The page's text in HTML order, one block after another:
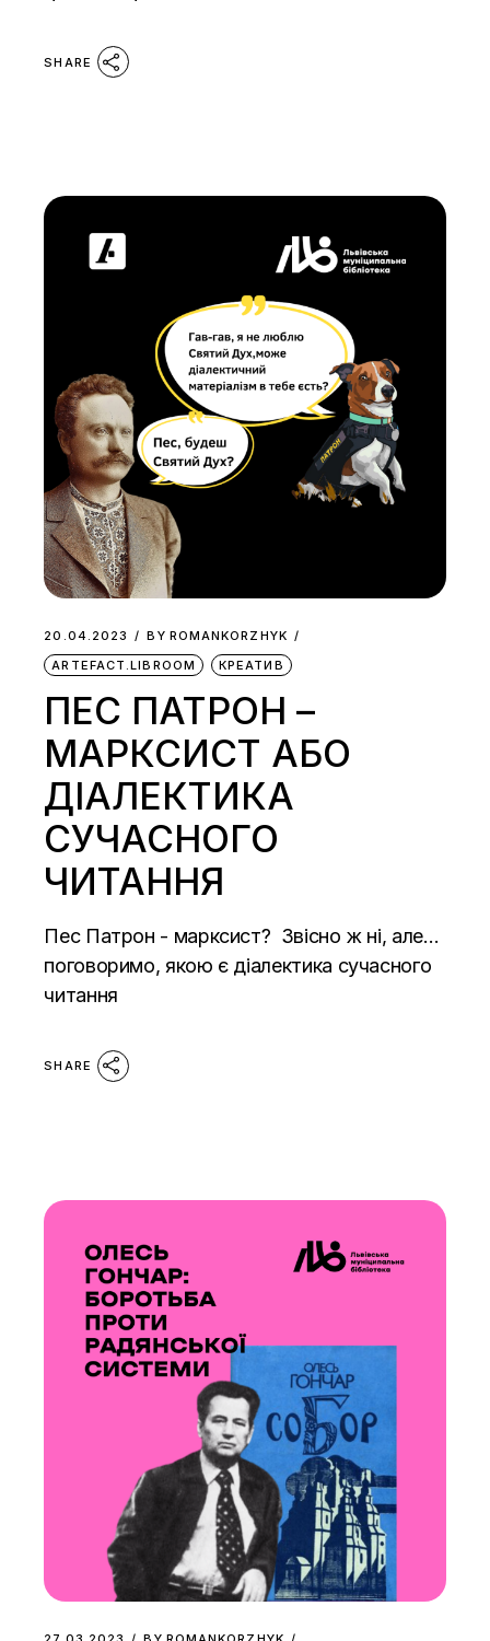
SHARE
20.04.2023 BY ROMANKORZHYK
ARTEFACT.LIBROOM
КРЕАТИВ
ПЕС ПАТРОН –
МАРКСИСТ АБО
ДІАЛЕКТИКА
СУЧАСНОГО
ЧИТАННЯ
Пес Патрон - марксист? Звісно ж ні, але…
поговоримо, якою є діалектика сучасного
читання
SHARE